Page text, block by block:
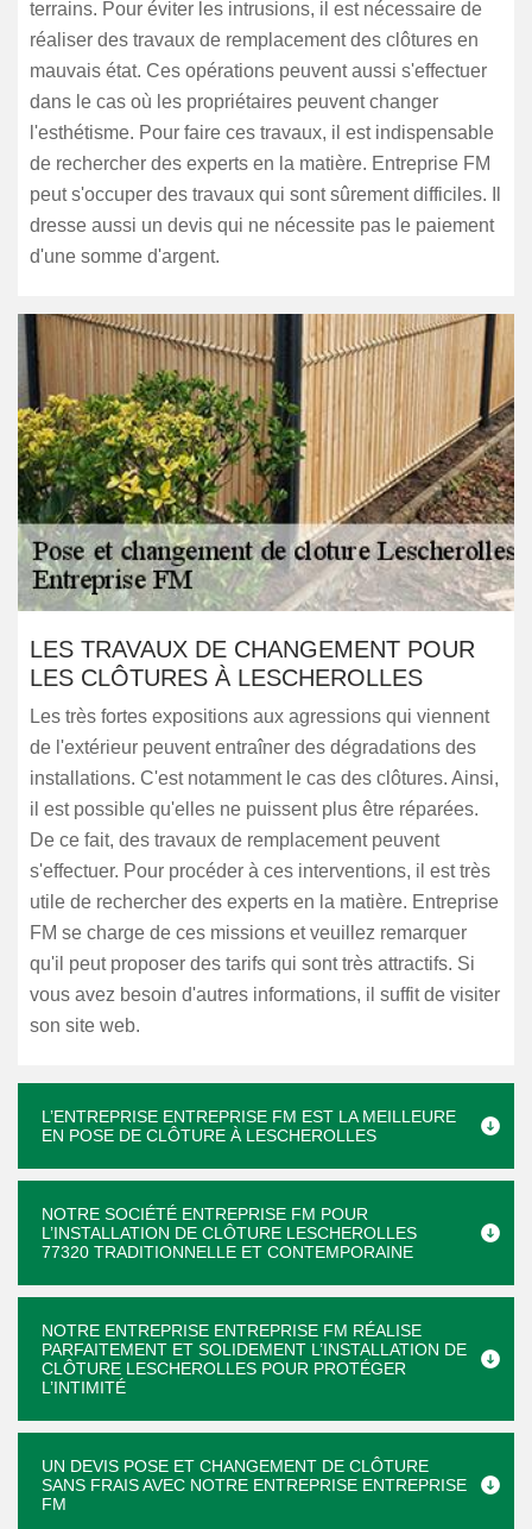
terrains. Pour éviter les intrusions, il est nécessaire de
réaliser des travaux de remplacement des clôtures en
mauvais état. Ces opérations peuvent aussi s'effectuer
dans le cas où les propriétaires peuvent changer
l'esthétisme. Pour faire ces travaux, il est indispensable
de rechercher des experts en la matière. Entreprise FM
peut s'occuper des travaux qui sont sûrement difficiles. Il
dresse aussi un devis qui ne nécessite pas le paiement
d'une somme d'argent.
LES TRAVAUX DE CHANGEMENT POUR
LES CLÔTURES À LESCHEROLLES
Les très fortes expositions aux agressions qui viennent
de l'extérieur peuvent entraîner des dégradations des
installations. C'est notamment le cas des clôtures. Ainsi,
il est possible qu'elles ne puissent plus être réparées.
De ce fait, des travaux de remplacement peuvent
s'effectuer. Pour procéder à ces interventions, il est très
utile de rechercher des experts en la matière. Entreprise
FM se charge de ces missions et veuillez remarquer
qu'il peut proposer des tarifs qui sont très attractifs. Si
vous avez besoin d'autres informations, il suffit de visiter
son site web.
L’ENTREPRISE ENTREPRISE FM EST LA MEILLEURE
EN POSE DE CLÔTURE À LESCHEROLLES
NOTRE SOCIÉTÉ ENTREPRISE FM POUR
L’INSTALLATION DE CLÔTURE LESCHEROLLES
77320 TRADITIONNELLE ET CONTEMPORAINE
NOTRE ENTREPRISE ENTREPRISE FM RÉALISE
PARFAITEMENT ET SOLIDEMENT L’INSTALLATION DE
CLÔTURE LESCHEROLLES POUR PROTÉGER
L’INTIMITÉ
UN DEVIS POSE ET CHANGEMENT DE CLÔTURE
SANS FRAIS AVEC NOTRE ENTREPRISE ENTREPRISE
FM